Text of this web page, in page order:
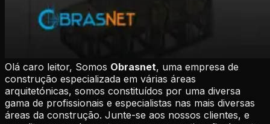
Olá caro leitor, Somos Obrasnet, uma empresa de
construção especializada em várias áreas
arquitetónicas, somos constituídos por uma diversa
gama de profissionais e especialistas nas mais diversas
áreas da construção. Junte-se aos nossos clientes, e